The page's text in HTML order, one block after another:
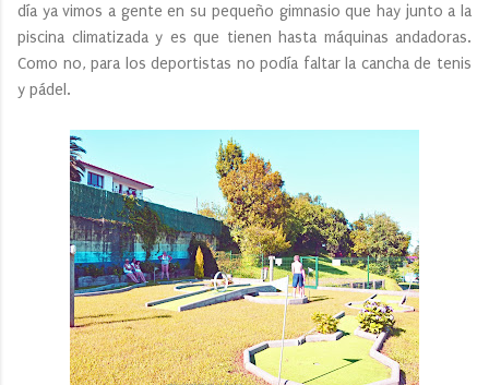
día ya vimos a gente en su pequeño gimnasio que hay junto a la
piscina climatizada y es que tienen hasta máquinas andadoras.
Como no, para los deportistas no podía faltar la cancha de tenis
y pádel.